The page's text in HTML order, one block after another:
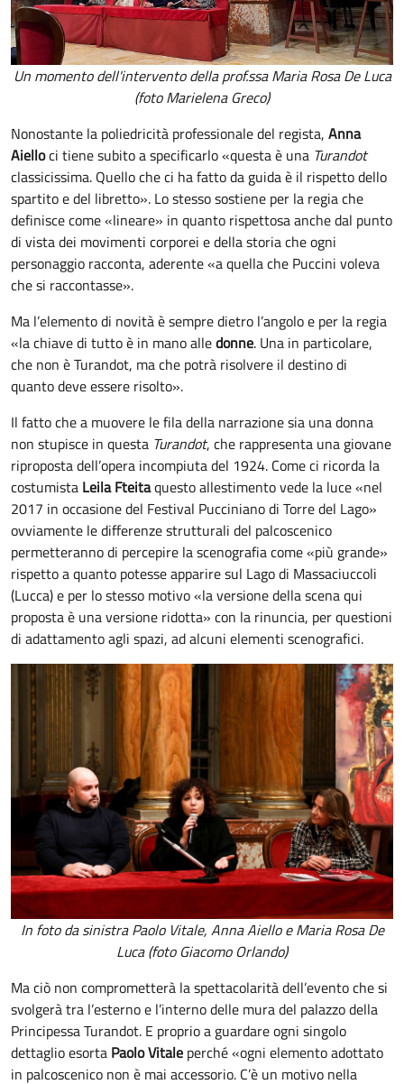
Un momento dell'intervento della prof.ssa Maria Rosa De Luca
(foto Marielena Greco)
Nonostante la poliedricità professionale del regista, Anna
Aielloci tiene subito a specificarlo «questa è una Turandot
classicissima. Quello che ci ha fatto da guida è il rispetto dello
spartito e del libretto». Lo stesso sostiene per la regia che
definisce come «lineare» in quanto rispettosa anche dal punto
di vista dei movimenti corporei e della storia che ogni
personaggio racconta, aderente «a quella che Puccini voleva
che si raccontasse».
Ma l’elemento di novità è sempre dietro l’angolo e per la regia
«la chiave di tutto è in mano alledonne. Una in particolare,
che non è Turandot, ma che potrà risolvere il destino di
quanto deve essere risolto».
Il fatto che a muovere le fila della narrazione sia una donna
non stupisce in questa Turandot, che rappresenta una giovane
riproposta dell’opera incompiuta del 1924. Come ci ricorda la
costumista Leila Fteitaquesto allestimento vede la luce «nel
2017 in occasione del Festival Pucciniano di Torre del Lago»
ovviamente le differenze strutturali del palcoscenico
permetteranno di percepire la scenografia come «più grande»
rispetto a quanto potesse apparire sul Lago di Massaciuccoli
(Lucca) e per lo stesso motivo «la versione della scena qui
proposta è una versione ridotta» con la rinuncia, per questioni
di adattamento agli spazi, ad alcuni elementi scenografici.
In foto da sinistra Paolo Vitale, Anna Aiello e Maria Rosa De
Luca (foto Giacomo Orlando)
Ma ciò non comprometterà la spettacolarità dell’evento che si
svolgerà tra l’esterno e l’interno delle mura del palazzo della
Principessa Turandot. E proprio a guardare ogni singolo
dettaglio esorta Paolo Vitale perché «ogni elemento adottato
in palcoscenico non è mai accessorio. C’è un motivo nella